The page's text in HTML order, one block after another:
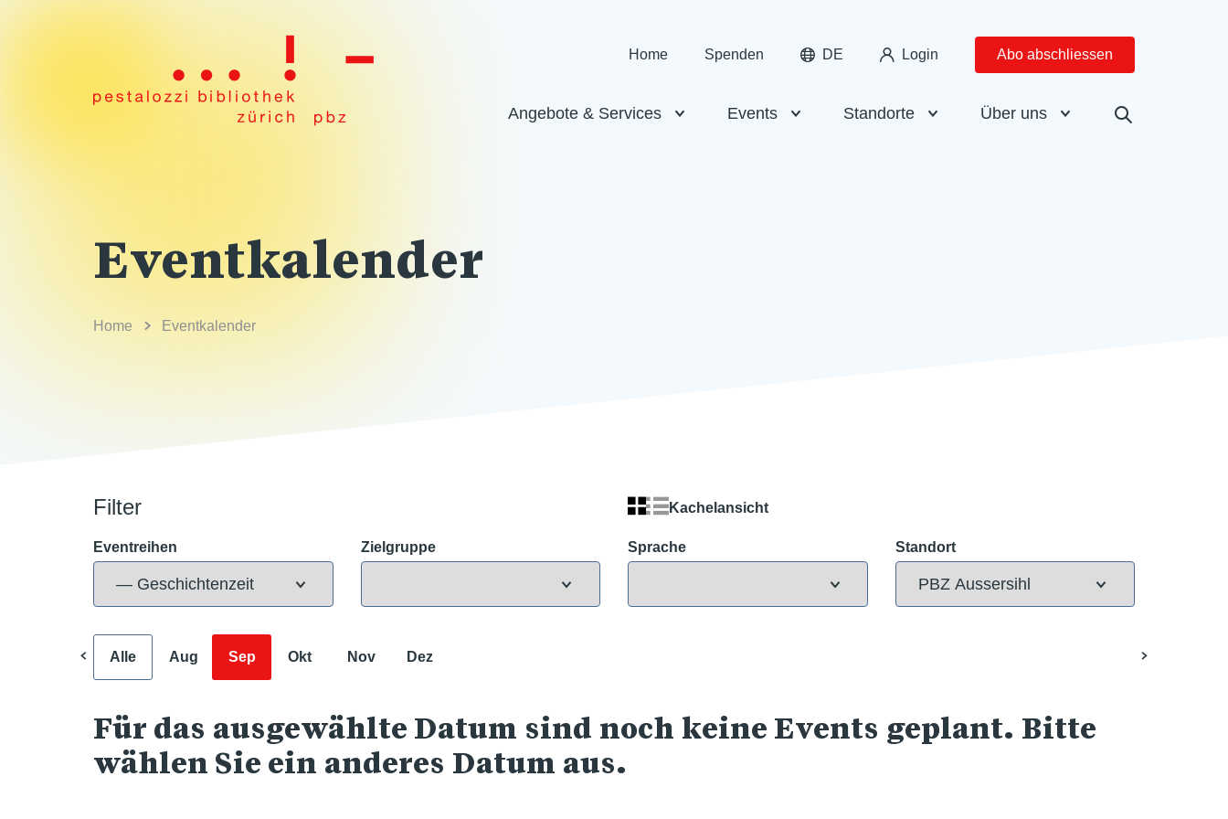
Home Spenden DE Login Abo abschliessen
Angebote & Services Events Standorte Über uns
Eventkalender
Home Eventkalender
Filter Kachelansicht
Eventreihen Zielgruppe Sprache Standort
Alle Aug Sep Okt Nov Dez
Für das ausgewählte Datum sind noch keine Events geplant. Bitte
wählen Sie ein anderes Datum aus.